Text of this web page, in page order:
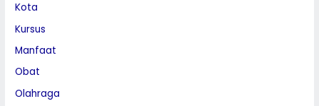
Kota
Kursus
Manfaat
Obat
Olahraga